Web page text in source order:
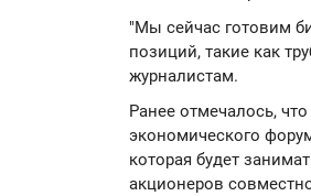
"Мы сейчас готовим
позиций, такие как
журналистам.
Ранее отмечалось,
экономического
которая будет
акционеров